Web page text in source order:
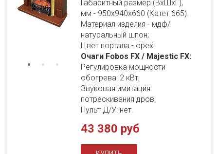
Габаритный размер (ВхШхГ),
мм - 950х940х660 (Катет 665).
Материал изделия - мдф/
натуральный шпон;
Цвет портала - орех.
Очаги Fobos FX / Majestic FX:
Регулировка мощности
обогрева: 2 кВт;
Звуковая имитация
потрескивания дров;
Пульт Д/У: нет.
43 380 руб